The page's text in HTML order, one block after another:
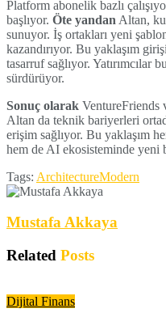
Platform abonelik bazlı
başlıyor. Öte yandan Altan,
sunuyor. İş ortakları yeni
kazandırıyor. Bu yaklaşım
tasarruf sağlıyor.
sürdürüyor.
Sonuç olarak VentureFriends
Altan da teknik bariyerleri
erişim sağlıyor. Bu yaklaşım
hem de AI ekosisteminde yeni
Tags: ArchitectureModern
Mustafa Akkaya
Related Posts
Dijital Finans